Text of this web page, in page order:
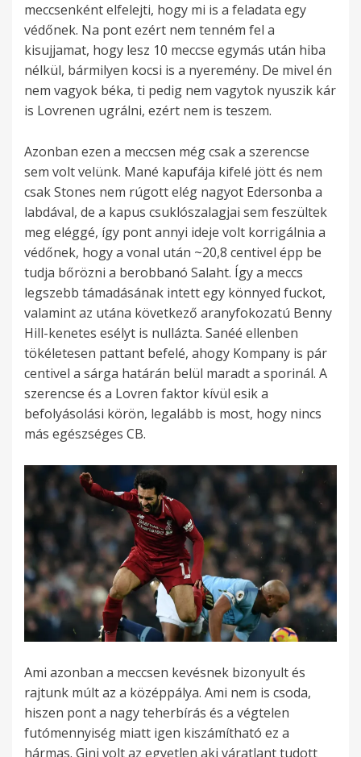
meccsenként elfelejti, hogy mi is a feladata egy
védőnek. Na pont ezért nem tenném fel a
kisujjamat, hogy lesz 10 meccse egymás után hiba
nélkül, bármilyen kocsi is a nyeremény. De mivel én
nem vagyok béka, ti pedig nem vagytok nyuszik kár
is Lovrenen ugrálni, ezért nem is teszem.
Azonban ezen a meccsen még csak a szerencse
sem volt velünk. Mané kapufája kifelé jött és nem
csak Stones nem rúgott elég nagyot Edersonba a
labdával, de a kapus csuklószalagjai sem feszültek
meg eléggé, így pont annyi ideje volt korrigálnia a
védőnek, hogy a vonal után ~20,8 centivel épp be
tudja bőrözni a berobbanó Salaht. Így a meccs
legszebb támadásának intett egy könnyed fuckot,
valamint az utána következő aranyfokozatú Benny
Hill-kenetes esélyt is nullázta. Sanéé ellenben
tökéletesen pattant befelé, ahogy Kompany is pár
centivel a sárga határán belül maradt a sporinál. A
szerencse és a Lovren faktor kívül esik a
befolyásolási körön, legalább is most, hogy nincs
más egészséges CB.
Ami azonban a meccsen kevésnek bizonyult és
rajtunk múlt az a középpálya. Ami nem is csoda,
hiszen pont a nagy teherbírás és a végtelen
futómennyiség miatt igen kiszámítható ez a
hármas. Gini volt az egyetlen aki váratlant tudott